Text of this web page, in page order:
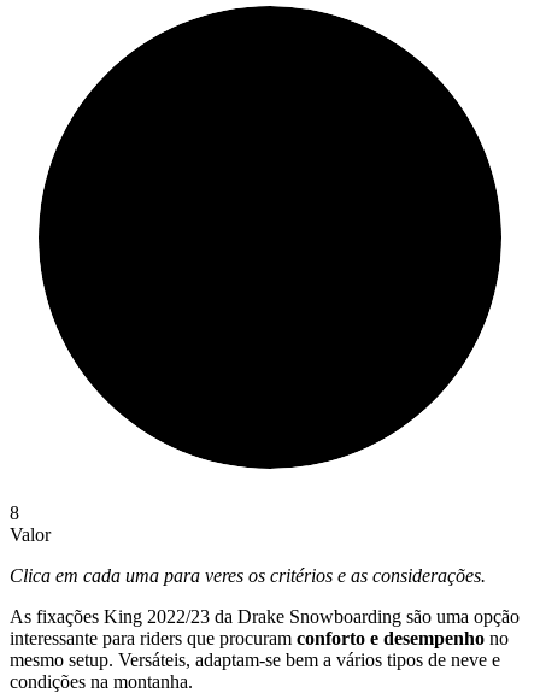
8
Valor
Clica em cada uma para veres os critérios e as considerações.
As fixações King 2022/23 da Drake Snowboarding são uma opção
interessante para riders que procuram conforto e desempenho no
mesmo setup. Versáteis, adaptam-se bem a vários tipos de neve e
condições na montanha.